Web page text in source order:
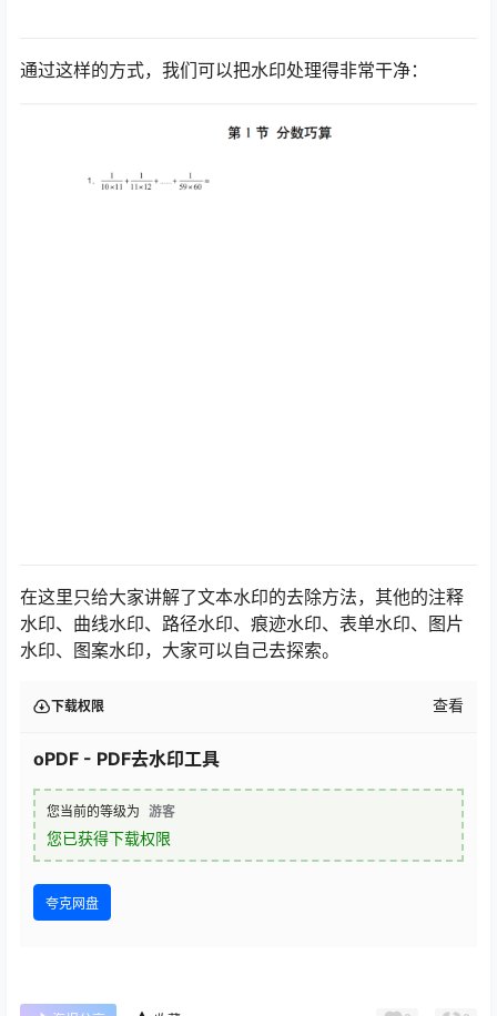
通过这样的方式，我们可以把水印处理得非常干净：
在这里只给大家讲解了文本水印的去除方法，其他的注释
水印、曲线水印、路径水印、痕迹水印、表单水印、图片
水印、图案水印，大家可以自己去探索。
下载权限 查看
oPDF - PDF去水印工具
您当前的等级为 游客
您已获得下载权限
夸克网盘